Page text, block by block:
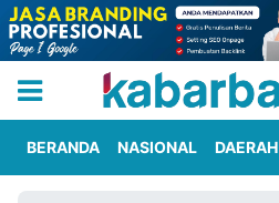
BERANDA NASIONAL DAERAH